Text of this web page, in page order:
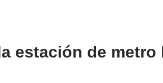
estación de metro